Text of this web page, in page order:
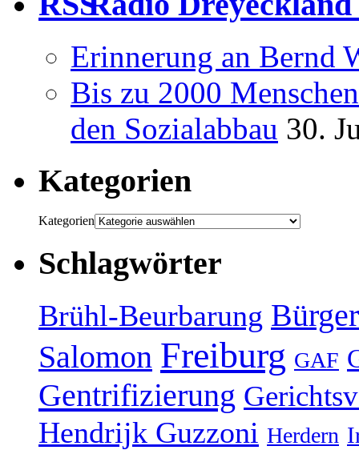
Erinnerung an Bernd
Bis zu 2000
den Sozialabbau 30.
Kategorien
Kategorien
Schlagwörter
Brühl-Beurbarung
Salomon Freiburg GAF
Gentrifizierung
Hendrijk Guzzoni Herdern